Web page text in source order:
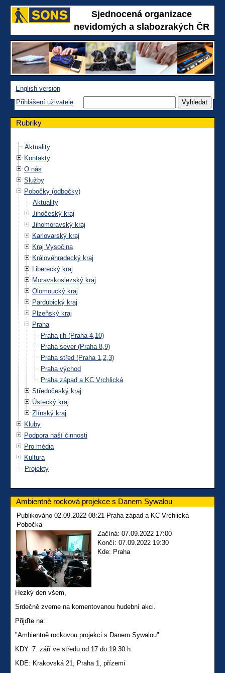
Sjednocená organizace
nevidomých a slabozrakých ČR
English version
Přihlášení uživatele
Rubriky
Aktuality
Kontakty
O nás
Služby
Pobočky (odbočky)
Aktuality
Jihočeský kraj
Jihomoravský kraj
Karlovarský kraj
Kraj Vysočina
Královéhradecký kraj
Liberecký kraj
Moravskoslezský kraj
Olomoucký kraj
Pardubický kraj
Plzeňský kraj
Praha
Praha jih (Praha 4,10)
Praha sever (Praha 8,9)
Praha střed (Praha 1,2,3)
Praha východ
Praha západ a KC Vrchlická
Středočeský kraj
Ústecký kraj
Zlínský kraj
Kluby
Podpora naší činnosti
Pro média
Kultura
Projekty
Ambientně rocková projekce s Danem Sywalou
Publikováno 02.09.2022 08:21 Praha západ a KC Vrchlická
Pobočka
Začíná: 07.09.2022 17:00
Končí: 07.09.2022 19:30
Kde: Praha
Hezký den všem,
Srdečně zveme na komentovanou hudební akci.
Přijďte na:
"Ambientně rockovou projekci s Danem Sywalou".
KDY: 7. září ve středu od 17 do 19:30 h.
KDE: Krakovská 21, Praha 1, přízemí